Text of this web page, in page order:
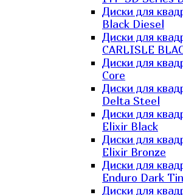
Диски для
Black Diesel
Диски для
CARLISLE
Диски для
Core
Диски для
Delta Steel
Диски для
Elixir Black
Диски для
Elixir Bronze
Диски для
Enduro Dark
Диски для